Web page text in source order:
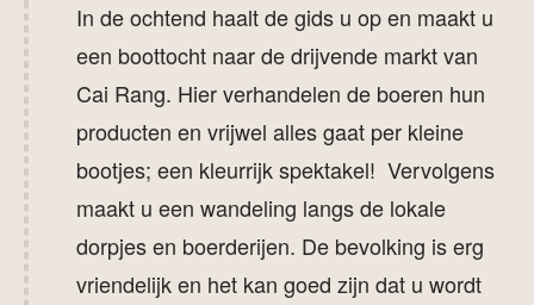
In de ochtend haalt de gids u op en maakt u
een boottocht naar de drijvende markt van
Cai Rang. Hier verhandelen de boeren hun
producten en vrijwel alles gaat per kleine
bootjes; een kleurrijk spektakel! Vervolgens
maakt u een wandeling langs de lokale
dorpjes en boerderijen. De bevolking is erg
vriendelijk en het kan goed zijn dat u wordt